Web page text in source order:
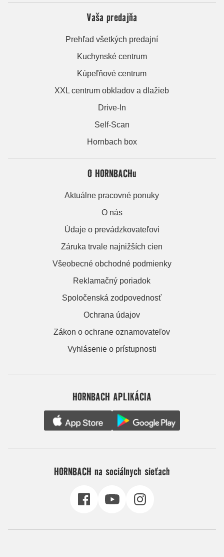
Vaša predajňa
Prehľad všetkých predajní
Kuchynské centrum
Kúpeľňové centrum
XXL centrum obkladov a dlažieb
Drive-In
Self-Scan
Hornbach box
O HORNBACHu
Aktuálne pracovné ponuky
O nás
Údaje o prevádzkovateľovi
Záruka trvale najnižších cien
Všeobecné obchodné podmienky
Reklamačný poriadok
Spoločenská zodpovednosť
Ochrana údajov
Zákon o ochrane oznamovateľov
Vyhlásenie o prístupnosti
HORNBACH APLIKÁCIA
HORNBACH na sociálnych sieťach